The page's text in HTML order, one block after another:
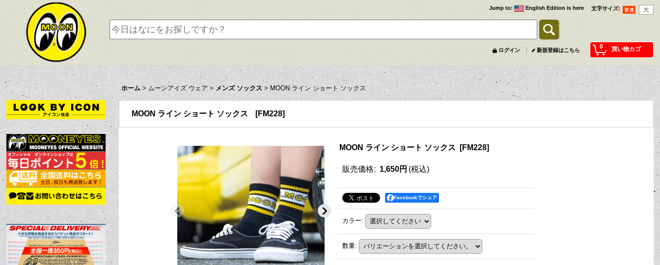
文字サイズ:
Jump to: English Edition is here
0 買い物カゴ
ログイン 新規登録はこちら
ホーム > ムーンアイズ ウェア > メンズ ソックス > MOON ライン ショート ソックス
MOON ライン ショート ソックス [FM228]
MOON ライン ショート ソックス [FM228]
販売価格: 1,650円 (税込)
Facebookでシェア
カラー:
数量: